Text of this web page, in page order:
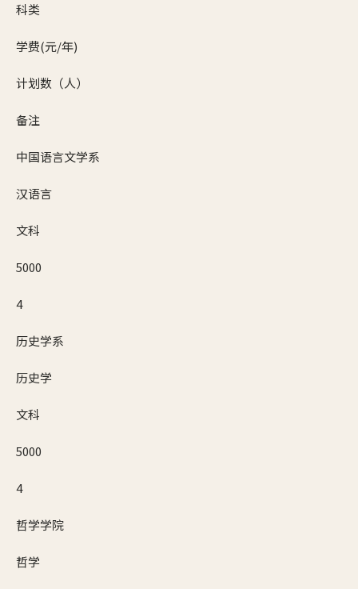
科类
学费(元/年)
计划数（人）
备注
中国语言文学系
汉语言
文科
5000
4
历史学系
历史学
文科
5000
4
哲学学院
哲学